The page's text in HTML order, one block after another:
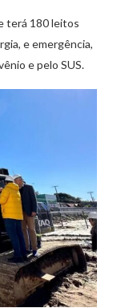
terá 180 leitos
e emergência,
e pelo SUS.